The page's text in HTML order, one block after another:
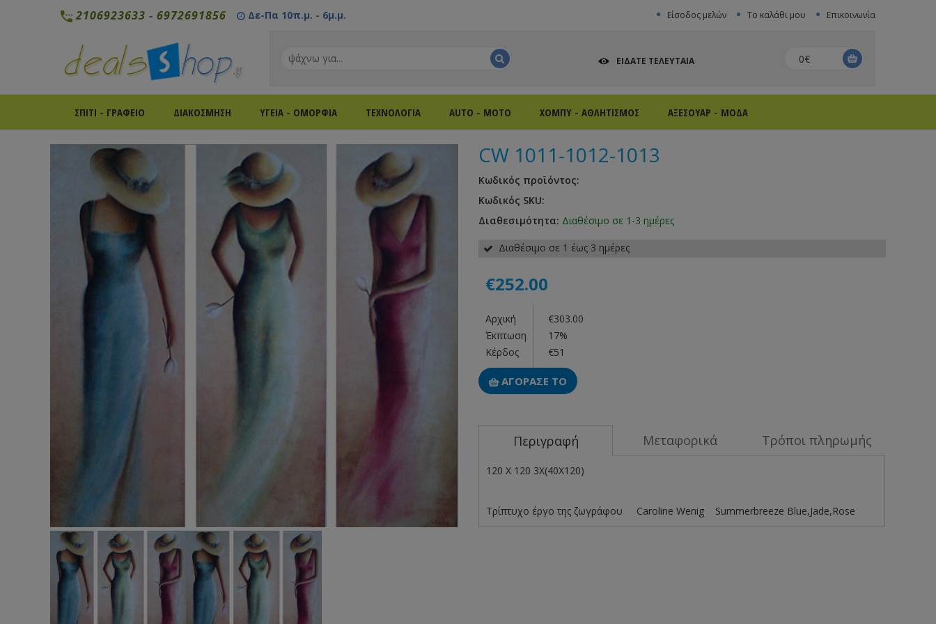
2106923633 - 6972691856 Δε-Πα 10π.μ. - 6μ.μ. Είσοδος μελών Το καλάθι μου Επικοινωνία
ΕΙΔΑΤΕ ΤΕΛΕΥΤΑΙΑ 0€
ΣΠΙΤΙ - ΓΡΑΦΕΙΟ ΔΙΑΚΟΣΜΗΣΗ ΥΓΕΙΑ - ΟΜΟΡΦΙΑ ΤΕΧΝΟΛΟΓΙΑ AUTO - MOTO ΧΟΜΠΥ - ΑΘΛΗΤΙΣΜΟΣ ΑΞΕΣΟΥΑΡ - ΜΟΔΑ
CW 1011-1012-1013
Κωδικός προϊόντος:
Κωδικός SKU:
Διαθεσιμότητα: Διαθέσιμο σε 1-3 ημέρες
Διαθέσιμο σε 1 έως 3 ημέρες
€252.00
Αρχική
Έκπτωση
Κέρδος
€303.00
17%
€51
ΑΓΟΡΑΣΕ ΤΟ
Περιγραφή Μεταφορικά Τρόποι πληρωμής
120 X 120 3X(40X120)
Τρίπτυχο έργο της ζωγράφου Caroline Wenig Summerbreeze Blue,Jade,Rose